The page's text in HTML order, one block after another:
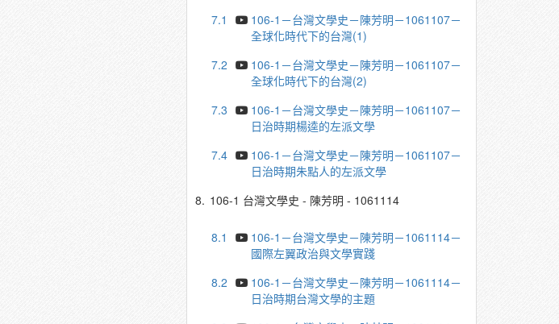
7.1
106-1－台灣文學史－陳芳明－1061107－
全球化時代下的台灣(1)
7.2
106-1－台灣文學史－陳芳明－1061107－
全球化時代下的台灣(2)
7.3
106-1－台灣文學史－陳芳明－1061107－
日治時期楊逵的左派文學
7.4
106-1－台灣文學史－陳芳明－1061107－
日治時期朱點人的左派文學
8. 106-1 台灣文學史 - 陳芳明 - 1061114
8.1
106-1－台灣文學史－陳芳明－1061114－
國際左翼政治與文學實踐
8.2
106-1－台灣文學史－陳芳明－1061114－
日治時期台灣文學的主題